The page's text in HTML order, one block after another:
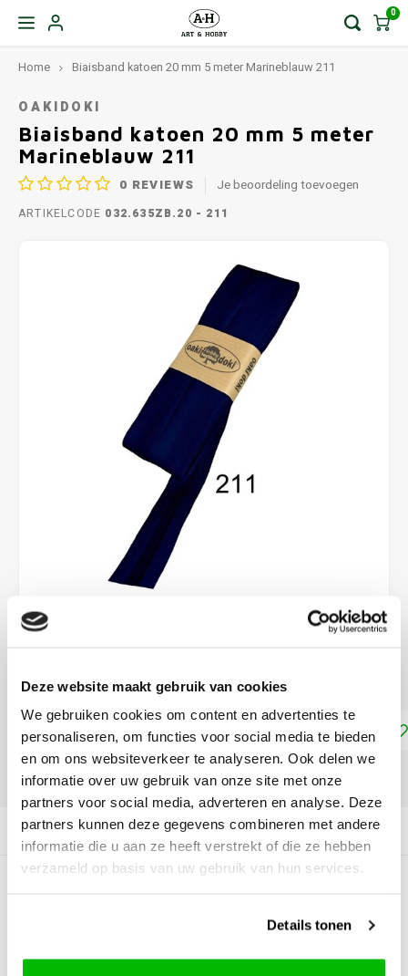
Deze website maakt gebruik van cookies
We gebruiken cookies om content en advertenties te
personaliseren, om functies voor social media te bieden
en om ons websiteverkeer te analyseren. Ook delen we
informatie over uw gebruik van onze site met onze
partners voor social media, adverteren en analyse. Deze
partners kunnen deze gegevens combineren met andere
informatie die u aan ze heeft verstrekt of die ze hebben
verzameld op basis van uw gebruik van hun services.
Details tonen
0
Home Biaisband katoen 20 mm 5 meter Marineblauw 211
OAKIDOKI
Biaisband katoen 20 mm 5 meter
Marineblauw 211
0 REVIEWS Je beoordeling toevoegen
ARTIKELCODE 032.635ZB.20 - 211
DIRECT LEVERBAAR
Toevoegen aan winkelwagen
DELEN:
Productomschrijving